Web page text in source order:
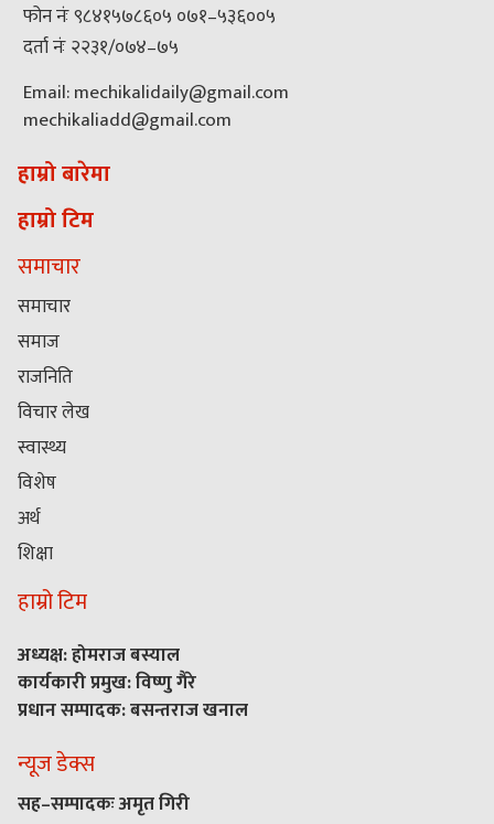
फोन नंः ९८४१५७८६०५ ०७१–५३६००५
दर्ता नंः २२३१/०७४–७५
Email: mechikalidaily@gmail.com
mechikaliadd@gmail.com
हाम्रो बारेमा
हाम्रो टिम
समाचार
समाचार
समाज
राजनिति
विचार लेख
स्वास्थ्य
विशेष
अर्थ
शिक्षा
हाम्रो टिम
अध्यक्ष: होमराज बस्याल
कार्यकारी प्रमुख: विष्णु गैरे
प्रधान सम्पादक: बसन्तराज खनाल
न्यूज डेक्स
सह–सम्पादकः अमृत गिरी